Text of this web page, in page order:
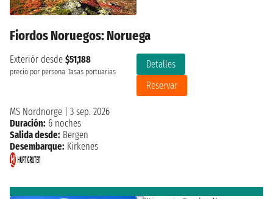
Fiordos Noruegos: Noruega
Exteriór desde $51,188
precio por persona Tasas portuarias
Detalles
Reservar
MS Nordnorge
3 sep. 2026
Duración: 6 noches
Salida desde: Bergen
Desembarque: Kirkenes